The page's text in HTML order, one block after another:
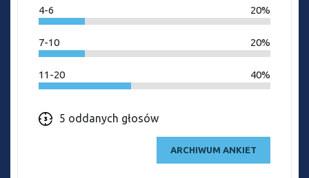
4-6 20%
7-10 20%
11-20 40%
5 oddanych głosów
ARCHIWUM ANKIET